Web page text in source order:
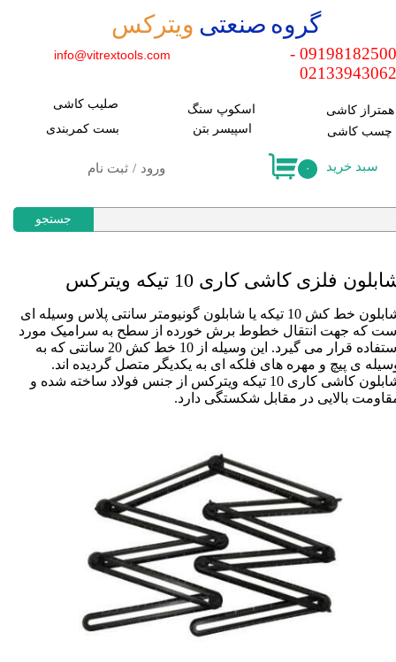
ورود / ثبت نام
حساب کاربری من
تغییر کلمه عبور
سفارشات
​گروه صنعتی ویترکس
جستجو
۰ سبد خرید
09198182500 -
​همتراز کاشی صلیب کاشی
​چسب کاشی
اسکوپ سنگ
اسپیسر بتن
​بست کمربندی
info@vitrextools.com
فلزی کاشی کاری 10 تیکه ویترکس
شابلون خط کش 10 تیکه یا شابلون گونیومتر سانتی پلاس وسیله ای
که جهت انتقال خطوط برش خورده از سطح به سرامیک مورد
استفاده قرار می گیرد. این وسیله از 10 خط کش 20 سانتی که به
ی پیچ و مهره های فلکه ای به یکدیگر متصل گردیده اند.
شابلون کاشی کاری 10 تیکه ویترکس از جنس فولاد ساخته شده و
بالایی در مقابل شکستگی دارد.